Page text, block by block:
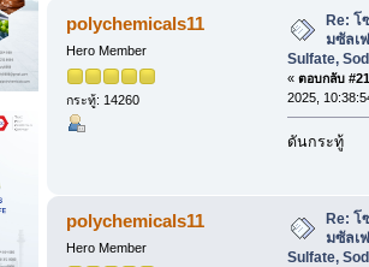
polychemicals11
Hero Member
กระทู้: 14260
Re: โ
มซัลเ
Sulfate,
« ตอบกลับ
2025,
ดันกระทู้
polychemicals11
Hero Member
Re: โ
มซัลเ
Sulfate,